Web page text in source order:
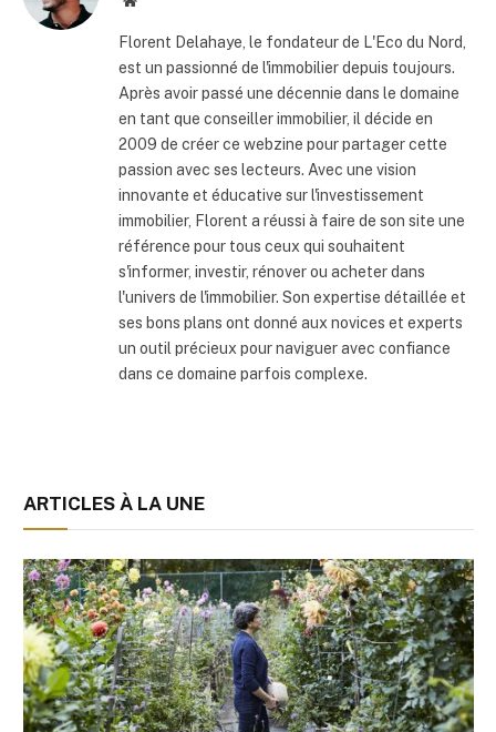
Florent Delahaye, le fondateur de L'Eco du Nord,
est un passionné de l'immobilier depuis toujours.
Après avoir passé une décennie dans le domaine
en tant que conseiller immobilier, il décide en
2009 de créer ce webzine pour partager cette
passion avec ses lecteurs. Avec une vision
innovante et éducative sur l'investissement
immobilier, Florent a réussi à faire de son site une
référence pour tous ceux qui souhaitent
s'informer, investir, rénover ou acheter dans
l'univers de l'immobilier. Son expertise détaillée et
ses bons plans ont donné aux novices et experts
un outil précieux pour naviguer avec confiance
dans ce domaine parfois complexe.
ARTICLES À LA UNE